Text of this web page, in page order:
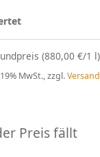
(880,00 €/1 l)
MwSt., zzgl.Versand
Preis fällt